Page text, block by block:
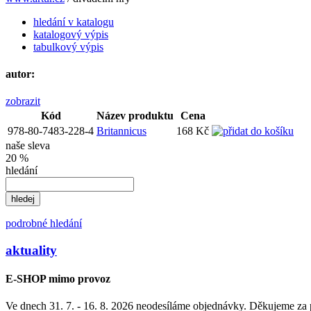
hledání v katalogu
katalogový výpis
tabulkový výpis
autor:
zobrazit
Kód
Název produktu
Cena
978-80-7483-228-4 Britannicus
168 Kč
naše sleva
20 %
hledání
podrobné hledání
aktuality
E-SHOP mimo provoz
Ve dnech 31. 7. - 16. 8. 2026 neodesíláme objednávky. Děkujeme za